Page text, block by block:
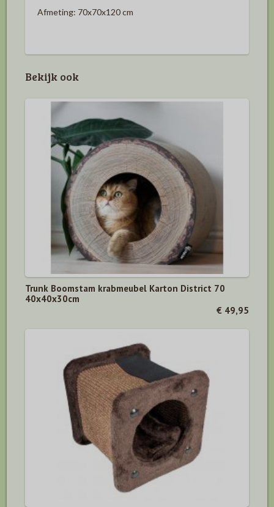
Afmeting: 70x70x120 cm
Bekijk ook
Trunk Boomstam krabmeubel Karton District 70
40x40x30cm
€ 49,95